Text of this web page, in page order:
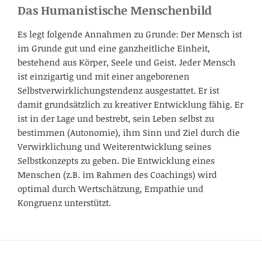
Das Humanistische Menschenbild
Es legt folgende Annahmen zu Grunde: Der Mensch ist
im Grunde gut und eine ganzheitliche Einheit,
bestehend aus Körper, Seele und Geist. Jeder Mensch
ist einzigartig und mit einer angeborenen
Selbstverwirklichungstendenz ausgestattet. Er ist
damit grundsätzlich zu kreativer Entwicklung fähig. Er
ist in der Lage und bestrebt, sein Leben selbst zu
bestimmen (Autonomie), ihm Sinn und Ziel durch die
Verwirklichung und Weiterentwicklung seines
Selbstkonzepts zu geben. Die Entwicklung eines
Menschen (z.B. im Rahmen des Coachings) wird
optimal durch Wertschätzung, Empathie und
Kongruenz unterstützt.